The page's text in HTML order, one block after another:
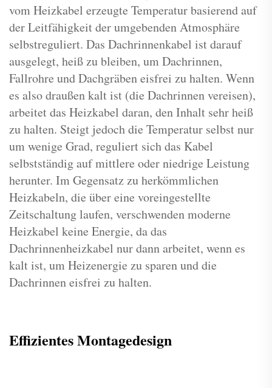
vom Heizkabel erzeugte Temperatur basierend auf
der Leitfähigkeit der umgebenden Atmosphäre
selbstreguliert. Das Dachrinnenkabel ist darauf
ausgelegt, heiß zu bleiben, um Dachrinnen,
Fallrohre und Dachgräben eisfrei zu halten. Wenn
es also draußen kalt ist (die Dachrinnen vereisen),
arbeitet das Heizkabel daran, den Inhalt sehr heiß
zu halten. Steigt jedoch die Temperatur selbst nur
um wenige Grad, reguliert sich das Kabel
selbstständig auf mittlere oder niedrige Leistung
herunter. Im Gegensatz zu herkömmlichen
Heizkabeln, die über eine voreingestellte
Zeitschaltung laufen, verschwenden moderne
Heizkabel keine Energie, da das
Dachrinnenheizkabel nur dann arbeitet, wenn es
kalt ist, um Heizenergie zu sparen und die
Dachrinnen eisfrei zu halten.
Effizientes Montagedesign